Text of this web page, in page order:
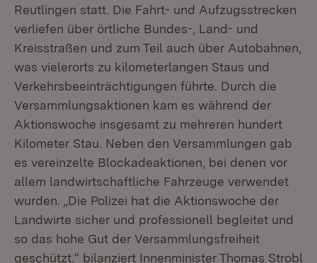
Reutlingen statt. Die Fahrt- und Aufzugsstrecken
verliefen über örtliche Bundes-, Land- und
Kreisstraßen und zum Teil auch über Autobahnen,
was vielerorts zu kilometerlangen Staus und
Verkehrsbeeinträchtigungen führte. Durch die
Versammlungsaktionen kam es während der
Aktionswoche insgesamt zu mehreren hundert
Kilometer Stau. Neben den Versammlungen gab
es vereinzelte Blockadeaktionen, bei denen vor
allem landwirtschaftliche Fahrzeuge verwendet
wurden. „Die Polizei hat die Aktionswoche der
Landwirte sicher und professionell begleitet und
so das hohe Gut der Versammlungsfreiheit
geschützt,“ bilanziert Innenminister Thomas Strobl